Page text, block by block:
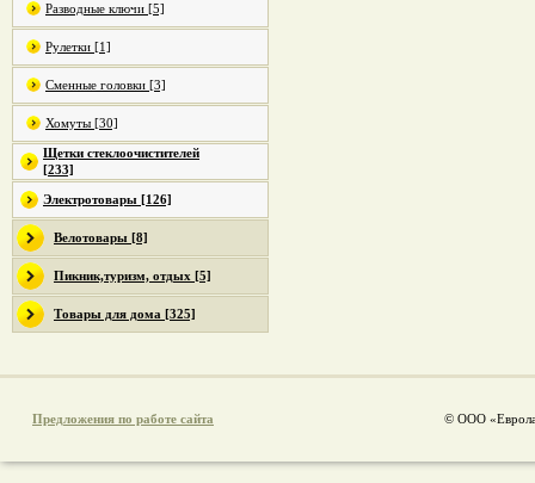
Разводные ключи [5]
Рулетки [1]
Сменные головки [3]
Хомуты [30]
Щетки стеклоочистителей
[233]
Электротовары [126]
Велотовары [8]
Пикник,туризм, отдых [5]
Товары для дома [325]
Предложения по работе сайта © ООО